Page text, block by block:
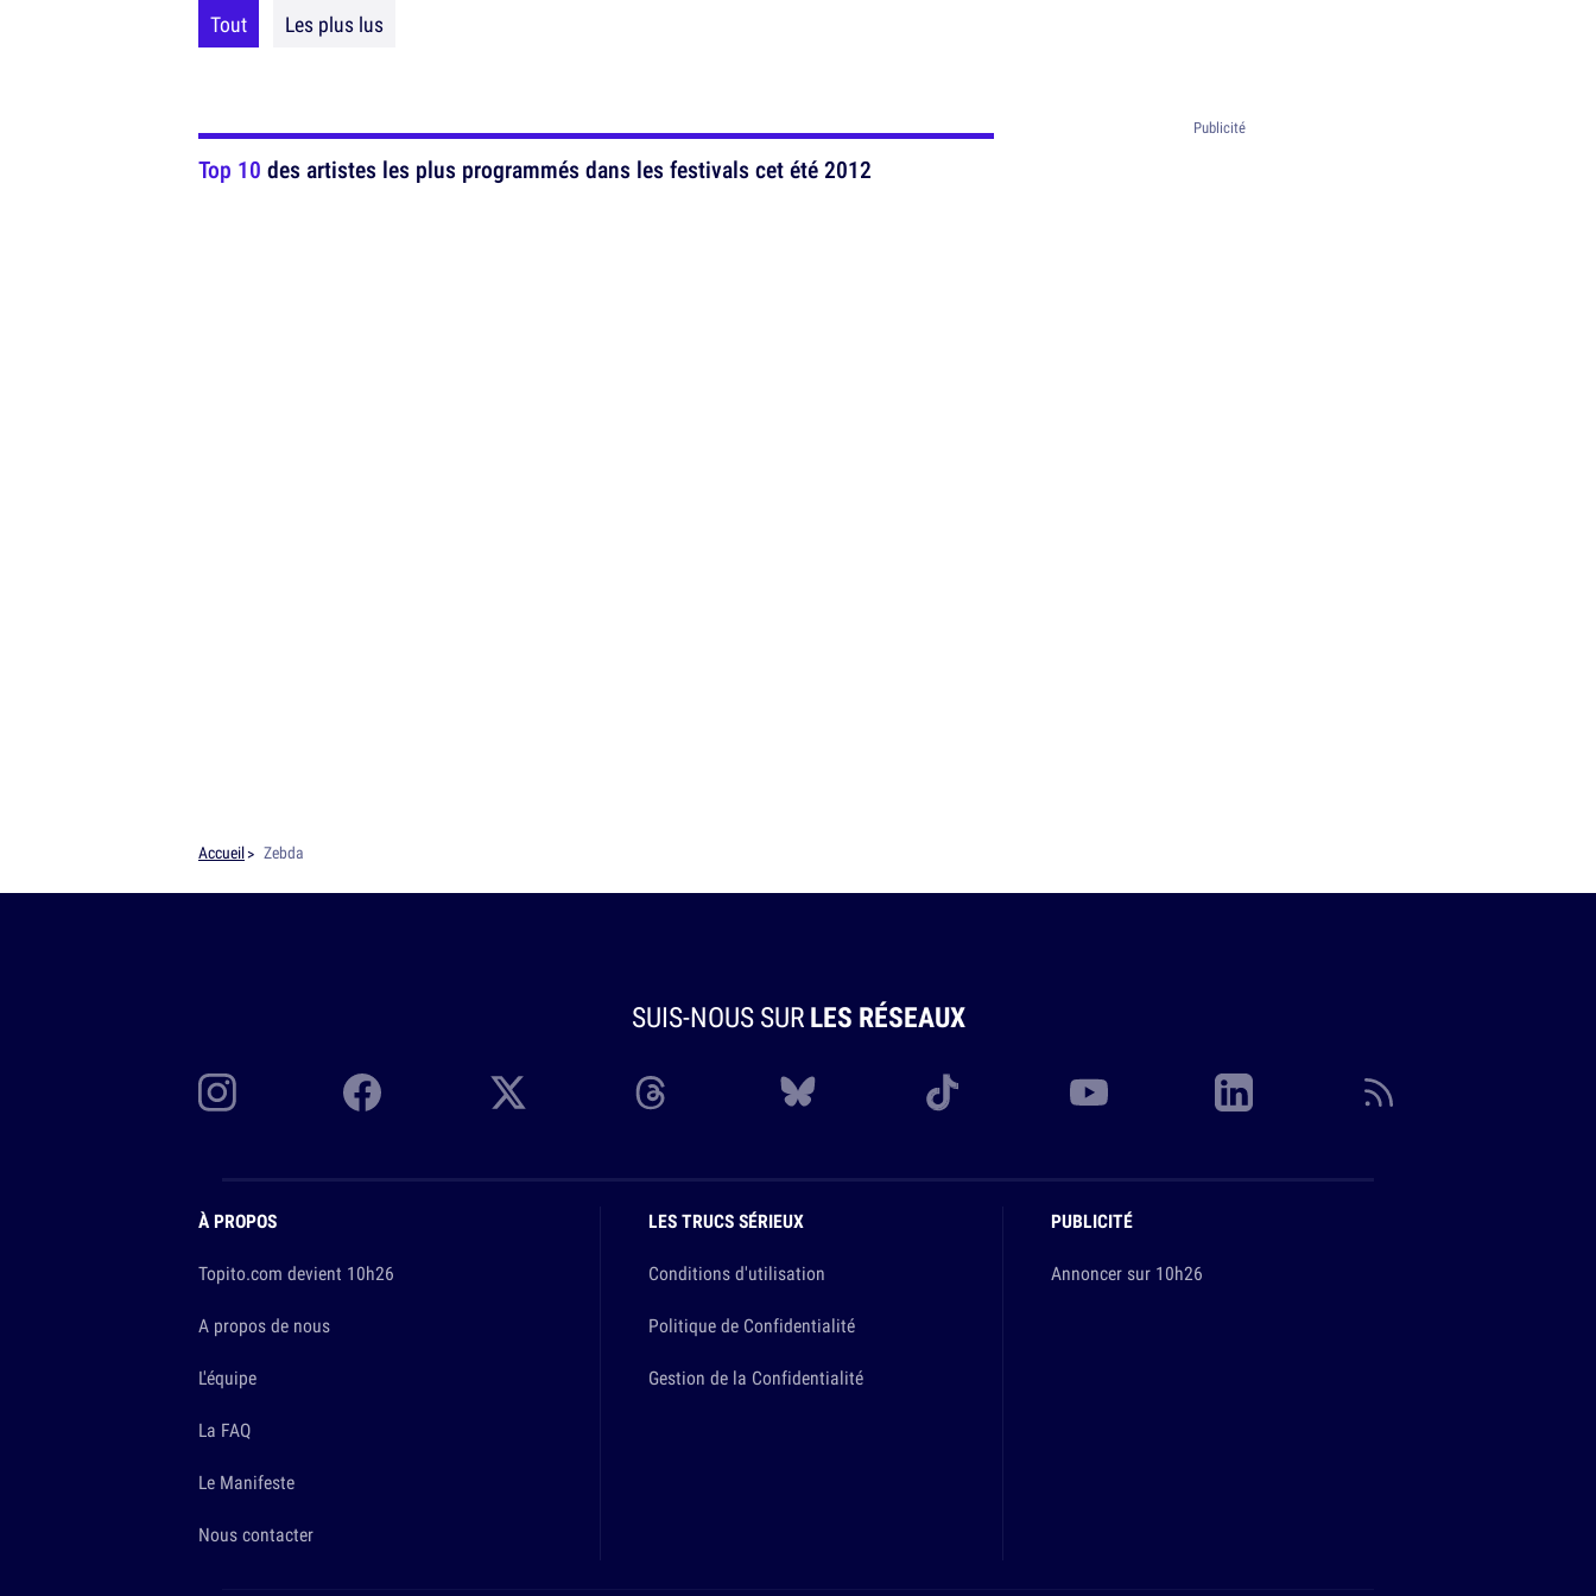
Tout Les plus lus
Top 10 des artistes les plus programmés dans les festivals cet été 2012
Accueil Zebda
SUIS-NOUS SURLES RÉSEAUX
À PROPOS
Topito.com devient 10h26
A propos de nous
L'équipe
La FAQ
Le Manifeste
Nous contacter
LES TRUCS SÉRIEUX
Conditions d'utilisation
Politique de Confidentialité
Gestion de la Confidentialité
PUBLICITÉ
Annoncer sur 10h26